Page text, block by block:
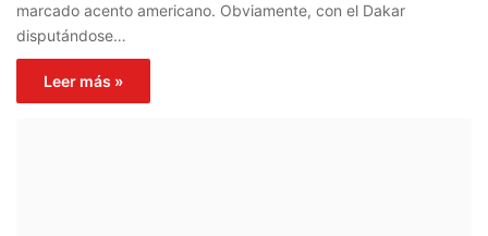
marcado acento americano. Obviamente, con el Dakar
disputándose…
Leer más »